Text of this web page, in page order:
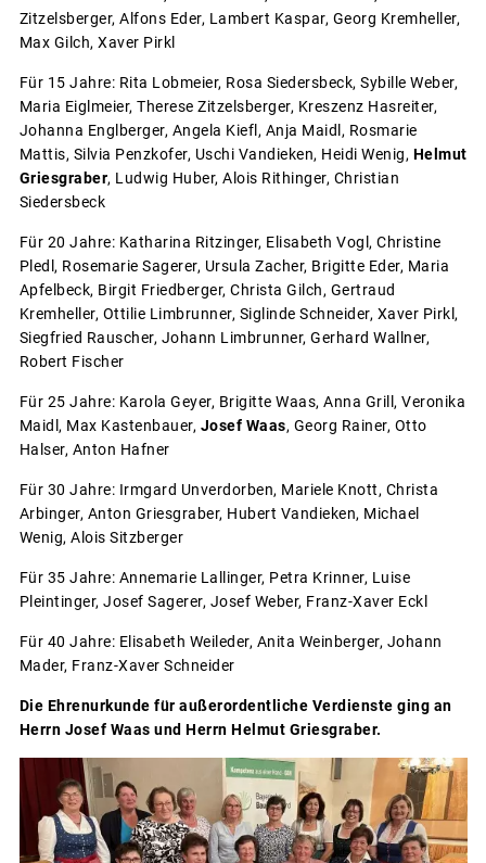
Zitzelsberger, Alfons Eder, Lambert Kaspar, Georg Kremheller,
Max Gilch, Xaver Pirkl
Für 15 Jahre: Rita Lobmeier, Rosa Siedersbeck, Sybille Weber,
Maria Eiglmeier, Therese Zitzelsberger, Kreszenz Hasreiter,
Johanna Englberger, Angela Kiefl, Anja Maidl, Rosmarie
Mattis, Silvia Penzkofer, Uschi Vandieken, Heidi Wenig, Helmut
Griesgraber, Ludwig Huber, Alois Rithinger, Christian
Siedersbeck
Für 20 Jahre: Katharina Ritzinger, Elisabeth Vogl, Christine
Pledl, Rosemarie Sagerer, Ursula Zacher, Brigitte Eder, Maria
Apfelbeck, Birgit Friedberger, Christa Gilch, Gertraud
Kremheller, Ottilie Limbrunner, Siglinde Schneider, Xaver Pirkl,
Siegfried Rauscher, Johann Limbrunner, Gerhard Wallner,
Robert Fischer
Für 25 Jahre: Karola Geyer, Brigitte Waas, Anna Grill, Veronika
Maidl, Max Kastenbauer, Josef Waas, Georg Rainer, Otto
Halser, Anton Hafner
Für 30 Jahre: Irmgard Unverdorben, Mariele Knott, Christa
Arbinger, Anton Griesgraber, Hubert Vandieken, Michael
Wenig, Alois Sitzberger
Für 35 Jahre: Annemarie Lallinger, Petra Krinner, Luise
Pleintinger, Josef Sagerer, Josef Weber, Franz-Xaver Eckl
Für 40 Jahre: Elisabeth Weileder, Anita Weinberger, Johann
Mader, Franz-Xaver Schneider
Die Ehrenurkunde für außerordentliche Verdienste ging an
Herrn Josef Waas und Herrn Helmut Griesgraber.